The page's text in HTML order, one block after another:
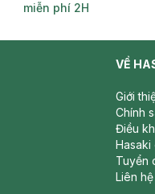
miễn phí 2H
VỀ
Giới
Chính
Điều
Hasaki
Tuyển
Liên hệ